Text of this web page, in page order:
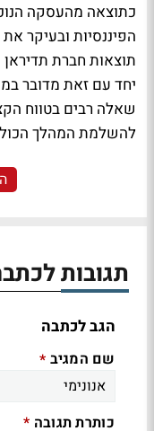
כתוצאה מהעסקה
הפיננסיות ובעיקר
תוצאות חברת תדיראן
יחד עם זאת מדובר
שאלה רבים בטווח
להשלמת המהלך
תגובות
הגב לכתבה
שם המגיב *
כותרת תגובה *